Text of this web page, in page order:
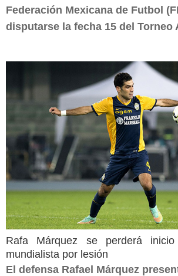
Federación Mexicana de Futbol
disputarse la fecha 15 del Torneo
Rafa Márquez se perderá
mundialista por lesión
El defensa Rafael Márquez